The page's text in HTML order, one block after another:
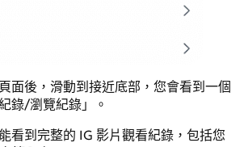
面後，滑動到接近底部，您會看到一個
錄/瀏覽紀錄」。
看到完整的 IG 影片觀看紀錄，包括您